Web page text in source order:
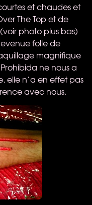
et chaudes et
The Top et de
photo plus bas)
folle de
magnifique
Prohibida ne nous a
elle n’a en effet pas
avec nous.